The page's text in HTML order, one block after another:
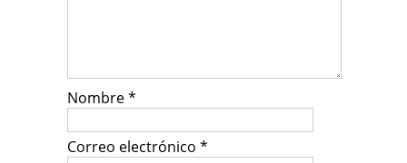
Nombre*
Correo electrónico *